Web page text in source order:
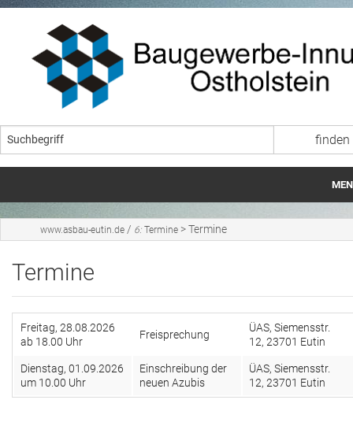
Startseite
Ausbildung im Baugewerbe
www.asbau-eutin.de / 6: Termine >Termine
Termine
Freitag, 28.08.2026
ab 18.00 Uhr
Freisprechung
ÜAS, Siemensstr.
12, 23701 Eutin
Dienstag, 01.09.2026
um 10.00 Uhr
Einschreibung der
neuen Azubis
ÜAS, Siemensstr.
12, 23701 Eutin